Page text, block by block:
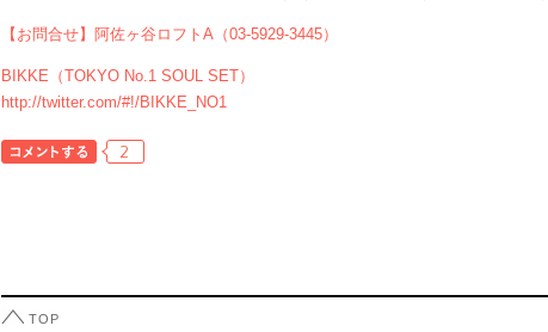
【お問合せ】阿佐ヶ谷ロフトA（03-5929-3445）
BIKKE（TOKYO No.1 SOUL SET）
http://twitter.com/#!/BIKKE_NO1
2
TOP